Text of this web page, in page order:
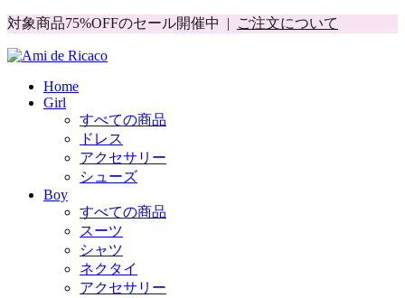
対象商品75%OFFのセール開催中 | ご注文について
Home
Girl
すべての商品
ドレス
アクセサリー
シューズ
Boy
すべての商品
スーツ
シャツ
ネクタイ
アクセサリー